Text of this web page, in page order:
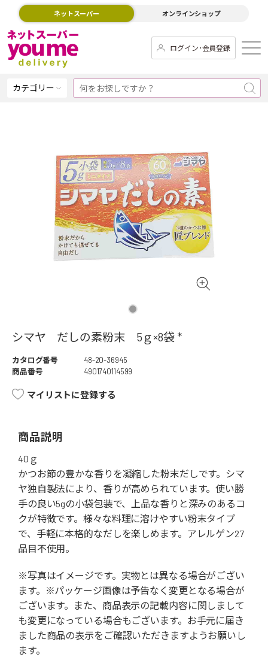
ネットスーパー オンラインショップ
ログイン･会員登録
カテゴリー
シマヤ だしの素粉末 5ｇ×8袋 *
カタログ番号
48-20-36945
商品番号
4901740114599
マイリストに登録する
商品説明
40ｇ
かつお節の豊かな香りを凝縮した粉末だしです。シマ
ヤ独自製法により、香りが高められています。使い勝
手の良い5gの小袋包装で、上品な香りと深みのあるコ
クが特徴です。様々な料理に溶けやすい粉末タイプ
で、手軽に本格的なだしを楽しめます。アレルゲン27
品目不使用。
※写真はイメージです。実物とは異なる場合がござい
ます。※パッケージ画像は予告なく変更となる場合が
ございます。また、商品表示の記載内容に関しまして
も変更になっている場合もございます。お手元に届き
ました商品の表示をご確認いただきますようお願いし
ます。